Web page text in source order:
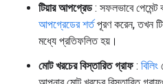
টিয়ার আপগ্রেড: সফলভাবে
আপগ্রেডের শর্তপূরণ করেন, তখন
মধ্যে প্রতিফলিত হয়।
মোট খরচের বিস্তারিত গ্রাফ: বিলিং